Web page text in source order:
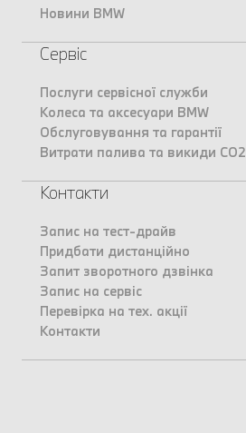
Новини BMW
Сервіс
Послуги сервісної служби
Колеса та аксесуари BMW
Обслуговування та гарантії
Витрати палива та викиди CO2
Контакти
Запис на тест-драйв
Придбати дистанційно
Запит зворотного дзвінка
Запис на сервіс
Перевірка на тех. акції
Контакти